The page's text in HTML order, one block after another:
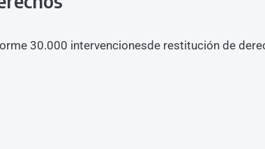
30.000 intervencionesde restitución de